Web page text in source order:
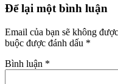
Để lại một bình luận
Email của bạn sẽ không
buộc được đánh dấu *
Bình luận *